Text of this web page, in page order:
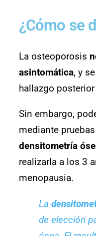
¿Cómo se
La osteoporosis
asintomática, y
hallazgo
Sin embargo,
mediante
densitometría
realizarla a los 3
menopausia.
La
de elección